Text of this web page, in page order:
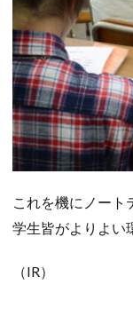
これを機にノート
学生皆がよりよい
（IR）